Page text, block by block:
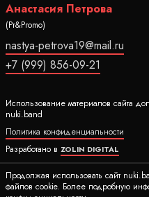
Анастасия Петрова
(Pr&Promo)
nastya-petrova19@mail.ru
+7 (999) 856-09-21
Использование материалов сайта
nuki.band
Политика конфиденциальности
Разработано в ZOLIN DIGITAL
Ⓒ 2020-2026 Все права защищены
Продолжая использовать сайт
файлов cookie. Более подробную